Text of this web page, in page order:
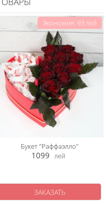
Экономия: 93 лей
Букет "Раффаэлло"
1099 лей
ЗАКАЗАТЬ